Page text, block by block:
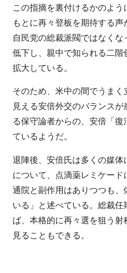
この指摘を裏付けるかのよ
もとに再々登板を期待する声
自民党の総裁派閥ではなく
低下し、親中で知られる二
拡大している。
そのため、米中の間でうま
見える安倍外交のバランス
る保守論者からの、安倍「
ているようだ。
退陣後、安倍氏は多くの媒
について、点滴薬レミケー
通院と副作用はありつつも、
いる」と述べている。総裁
ば、本格的に再々選を狙う射
見ることもできる。